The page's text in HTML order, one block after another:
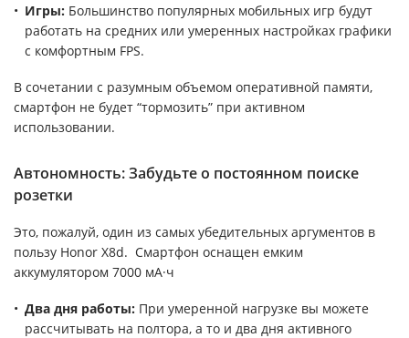
Игры: Большинство популярных мобильных игр будут
работать на средних или умеренных настройках графики
с комфортным FPS.
В сочетании с разумным объемом оперативной памяти,
смартфон не будет “тормозить” при активном
использовании.
Автономность: Забудьте о постоянном поиске
розетки
Это, пожалуй, один из самых убедительных аргументов в
пользу Honor X8d. Смартфон оснащен емким
аккумулятором 7000 мА·ч
Два дня работы: При умеренной нагрузке вы можете
рассчитывать на полтора, а то и два дня активного